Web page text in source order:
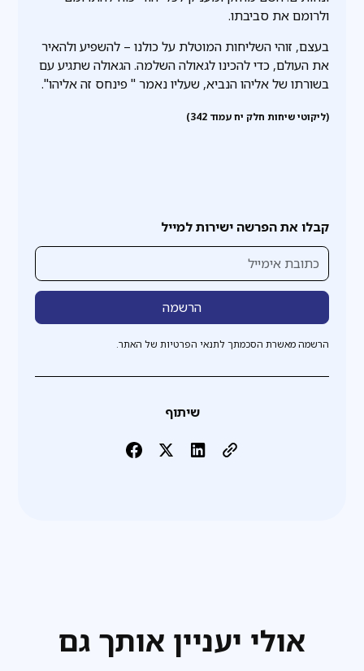
קבלו את הפרשה ישירות למייל
הרשמה מאשרת הסכמתך לתנאי הפרטיות של האתר.
שיתוף
ולרומם את סביבתו.
בעצם, זוהי השליחות המוטלת על כולנו – להשפיע ולהאיר
את העולם, כדי להכינו לגאולה השלמה. הגאולה שתגיע עם
בשורתו של אליהו הנביא, שעליו נאמר " פינחס זה אליהו".
(ליקוטי שיחות חלק יח עמוד 342)
אולי יעניין אותך גם